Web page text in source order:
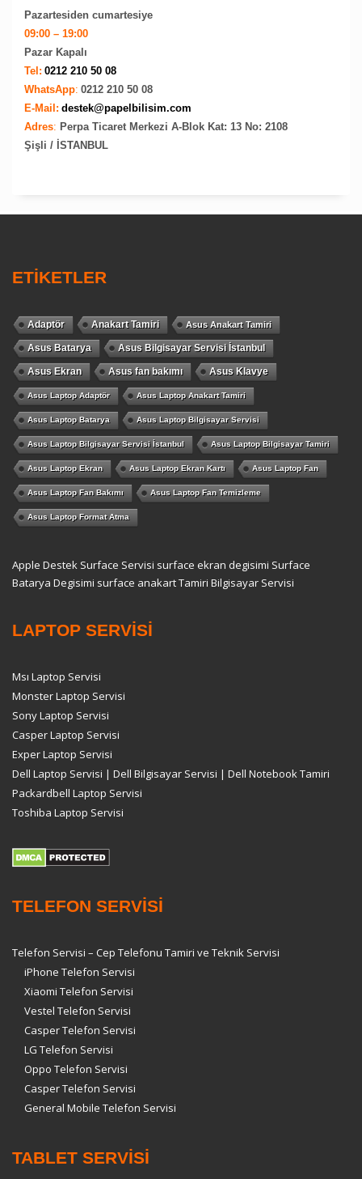
Pazartesiden cumartesiye
09:00 – 19:00
Pazar Kapalı
Tel: 0212 210 50 08
WhatsApp: 0212 210 50 08
E-Mail: destek@papelbilisim.com
Adres: Perpa Ticaret Merkezi A-Blok Kat: 13 No: 2108
Şişli / İSTANBUL
ETİKETLER
Adaptör Anakart Tamiri Asus Anakart Tamiri
Asus Batarya Asus Bilgisayar Servisi İstanbul
Asus Ekran Asus fan bakımı Asus Klavye
Asus Laptop Adaptör Asus Laptop Anakart Tamiri
Asus Laptop Batarya Asus Laptop Bilgisayar Servisi
Asus Laptop Bilgisayar Servisi İstanbul Asus Laptop Bilgisayar Tamiri
Asus Laptop Ekran Asus Laptop Ekran Kartı Asus Laptop Fan
Asus Laptop Fan Bakımı Asus Laptop Fan Temizleme
Asus Laptop Format Atma
Apple Destek Surface Servisi surface ekran degisimi Surface
Batarya Degisimi surface anakart Tamiri Bilgisayar Servisi
LAPTOP SERVİSİ
Msı Laptop Servisi
Monster Laptop Servisi
Sony Laptop Servisi
Casper Laptop Servisi
Exper Laptop Servisi
Dell Laptop Servisi | Dell Bilgisayar Servisi | Dell Notebook Tamiri
Packardbell Laptop Servisi
Toshiba Laptop Servisi
TELEFON SERVİSİ
Telefon Servisi – Cep Telefonu Tamiri ve Teknik Servisi
iPhone Telefon Servisi
Xiaomi Telefon Servisi
Vestel Telefon Servisi
Casper Telefon Servisi
LG Telefon Servisi
Oppo Telefon Servisi
Casper Telefon Servisi
General Mobile Telefon Servisi
TABLET SERVİSİ